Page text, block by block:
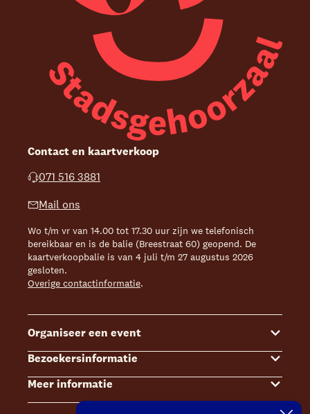
Contact en kaartverkoop
071 516 3881
Mail ons
Wo t/m vr van 14.00 tot 17.30 uur zijn we telefonisch
bereikbaar en is de balie (Breestraat 60) geopend. De
kaartverkoopbalie is van 4 juli t/m 27 augustus 2026
gesloten.
Overige contactinformatie.
Organiseer een event
Events
Zalenoverzicht
Contact Sales & Events
Bezoekersinformatie
Kaartverkoop
Bereikbaarheid
Meer informatie